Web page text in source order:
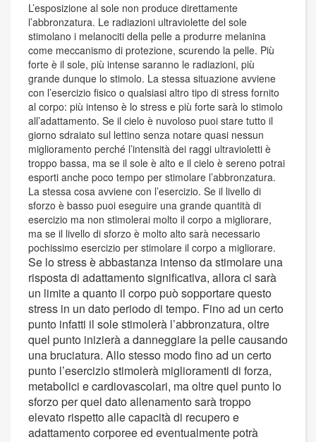
L’esposizione al sole non produce direttamente
l’abbronzatura. Le radiazioni ultraviolette del sole
stimolano i melanociti della pelle a produrre melanina
come meccanismo di protezione, scurendo la pelle. Più
forte è il sole, più intense saranno le radiazioni, più
grande dunque lo stimolo. La stessa situazione avviene
con l’esercizio fisico o qualsiasi altro tipo di stress fornito
al corpo: più intenso è lo stress e più forte sarà lo stimolo
all’adattamento. Se il cielo è nuvoloso puoi stare tutto il
giorno sdraiato sul lettino senza notare quasi nessun
miglioramento perché l’intensità dei raggi ultravioletti è
troppo bassa, ma se il sole è alto e il cielo è sereno potrai
esporti anche poco tempo per stimolare l’abbronzatura.
La stessa cosa avviene con l’esercizio. Se il livello di
sforzo è basso puoi eseguire una grande quantità di
esercizio ma non stimolerai molto il corpo a migliorare,
ma se il livello di sforzo è molto alto sarà necessario
pochissimo esercizio per stimolare il corpo a migliorare.
Se lo stress è abbastanza intenso da stimolare una
risposta di adattamento significativa, allora ci sarà
un limite a quanto il corpo può sopportare questo
stress in un dato periodo di tempo. Fino ad un certo
punto infatti il sole stimolerà l’abbronzatura, oltre
quel punto inizierà a danneggiare la pelle causando
una bruciatura. Allo stesso modo fino ad un certo
punto l’esercizio stimolerà miglioramenti di forza,
metabolici e cardiovascolari, ma oltre quel punto lo
sforzo per quel dato allenamento sarà troppo
elevato rispetto alle capacità di recupero e
adattamento corporee ed eventualmente potrà